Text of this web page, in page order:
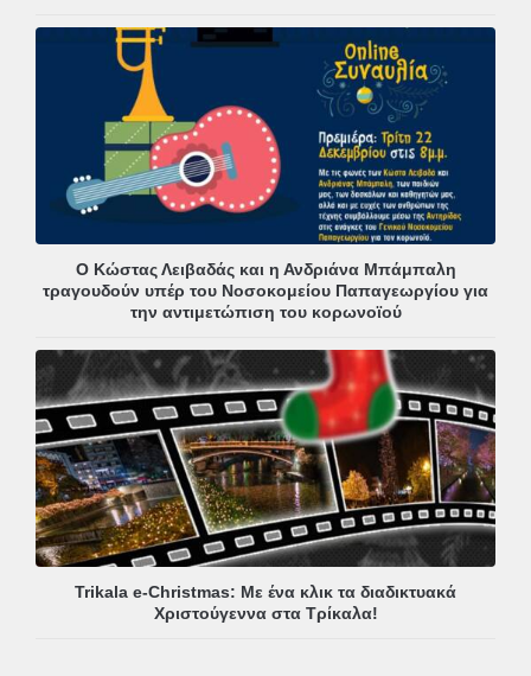
Ο Κώστας Λειβαδάς και η Ανδριάνα Μπάμπαλη
τραγουδούν υπέρ του Νοσοκομείου Παπαγεωργίου για
την αντιμετώπιση του κορωνοϊού
Trikala e-Christmas: Με ένα κλικ τα διαδικτυακά
Χριστούγεννα στα Τρίκαλα!